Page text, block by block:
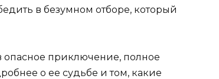
в безумном отборе, который
опасное приключение, полное
о ее судьбе и том, какие